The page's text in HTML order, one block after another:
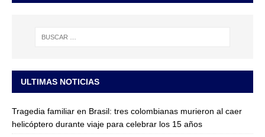
ULTIMAS NOTICIAS
Tragedia familiar en Brasil: tres colombianas murieron al caer
helicóptero durante viaje para celebrar los 15 años